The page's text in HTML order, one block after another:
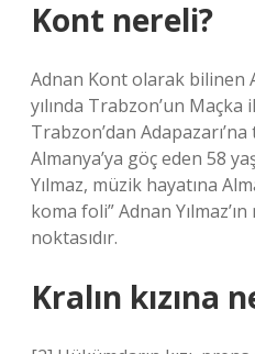
Kont nereli?
Adnan Kont olarak bilinen
yılında Trabzon’un Maçka
Trabzon’dan
Almanya’ya göç eden 58
Yılmaz, müzik hayatına
koma foli” Adnan
noktasıdır.
Kralın kızına